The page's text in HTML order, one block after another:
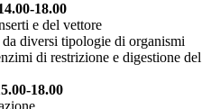
18.00
e del vettore
diversi tipologie di organismi
di restrizione e digestione del
18.00